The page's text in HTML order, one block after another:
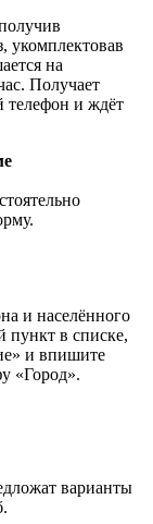
укомплектовав
на
Получает
телефон и ждёт
и населённого
пункт в списке,
и впишите
«Город».
варианты